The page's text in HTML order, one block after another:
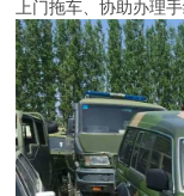
上门拖车、协助办理